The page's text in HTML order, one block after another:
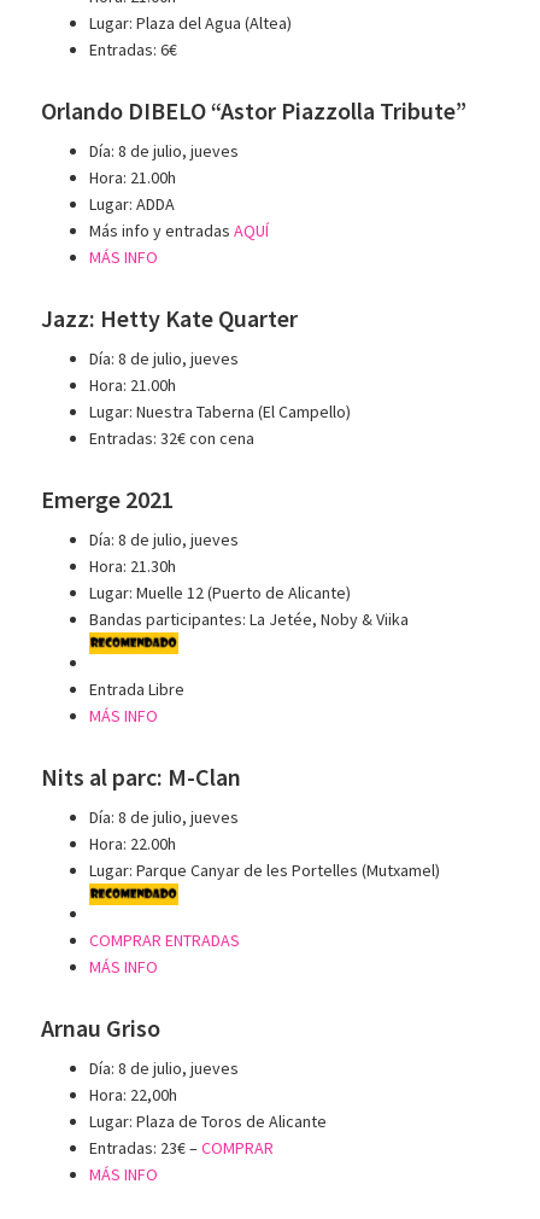
Lugar: Plaza del Agua (Altea)
Entradas: 6€
Orlando DIBELO “Astor Piazzolla Tribute”
Día: 8 de julio, jueves
Hora: 21.00h
Lugar: ADDA
Más info y entradasAQUÍ
MÁS INFO
Jazz: Hetty Kate Quarter
Día: 8 de julio, jueves
Hora: 21.00h
Lugar: Nuestra Taberna (El Campello)
Entradas: 32€ con cena
Emerge 2021
Día: 8 de julio, jueves
Hora: 21.30h
Lugar: Muelle 12 (Puerto de Alicante)
Bandas participantes: La Jetée, Noby & Viika
Entrada Libre
MÁS INFO
Nits al parc: M-Clan
Día: 8 de julio, jueves
Hora: 22.00h
Lugar: Parque Canyar de les Portelles (Mutxamel)
COMPRAR ENTRADAS
MÁS INFO
Arnau Griso
Día: 8 de julio, jueves
Hora: 22,00h
Lugar: Plaza de Toros de Alicante
Entradas: 23€ –COMPRAR
MÁS INFO